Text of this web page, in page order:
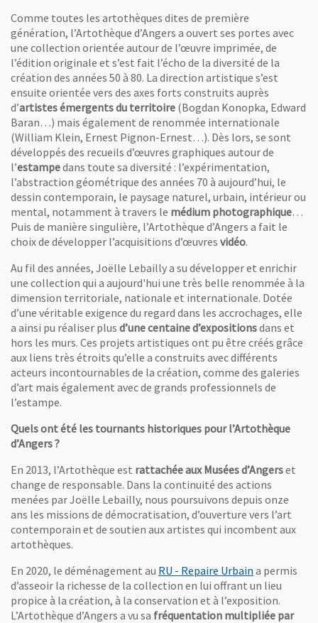
Joëlle Lebailly (à droite) dans l'exposition d'Elina Brotherus, en
Joëlle Lebailly à l'étage de l'Artothèque d'Angers en 2011 rue Bressigny.
Vue de l'exposition "Paysage - Matière à pensées", qui se tient au RU
Comme toutes les artothèques dites de première
génération, l’Artothèque d’Angers a ouvert ses portes avec
une collection orientée autour de l’œuvre imprimée, de
l’édition originale et s’est fait l’écho de la diversité de la
création des années 50 à 80. La direction artistique s’est
ensuite orientée vers des axes forts construits auprès
d’artistes émergents du territoire (Bogdan Konopka, Edward
Baran…) mais également de renommée internationale
(William Klein, Ernest Pignon-Ernest…). Dès lors, se sont
développés des recueils d’œuvres graphiques autour de
l’estampedans toute sa diversité : l’expérimentation,
l’abstraction géométrique des années 70 à aujourd’hui, le
dessin contemporain, le paysage naturel, urbain, intérieur ou
mental, notamment à travers le médium photographique…
Puis de manière singulière, l’Artothèque d’Angers a fait le
choix de développer l’acquisitions d’œuvres vidéo.
Au fil des années, Joëlle Lebailly a su développer et enrichir
une collection qui a aujourd'hui une très belle renommée à la
dimension territoriale, nationale et internationale. Dotée
d’une véritable exigence du regard dans les accrochages, elle
a ainsi pu réaliser plus d’une centaine d’expositionsdans et
hors les murs. Ces projets artistiques ont pu être créés grâce
aux liens très étroits qu’elle a construits avec différents
acteurs incontournables de la création, comme des galeries
d’art mais également avec de grands professionnels de
l’estampe.
Quels ont été les tournants historiques pour l’Artothèque
d’Angers ?
En 2013, l’Artothèque est rattachée aux Musées d’Angerset
change de responsable. Dans la continuité des actions
menées par Joëlle Lebailly, nous poursuivons depuis onze
ans les missions de démocratisation, d’ouverture vers l’art
contemporain et de soutien aux artistes qui incombent aux
artothèques.
En 2020, le déménagement au RU - Repaire Urbain , Ouvre une
a permis
d’asseoir la richesse de la collection en lui offrant un lieu
propice à la création, à la conservation et à l’exposition.
L’Artothèque d’Angers a vu sa fréquentation multipliée par